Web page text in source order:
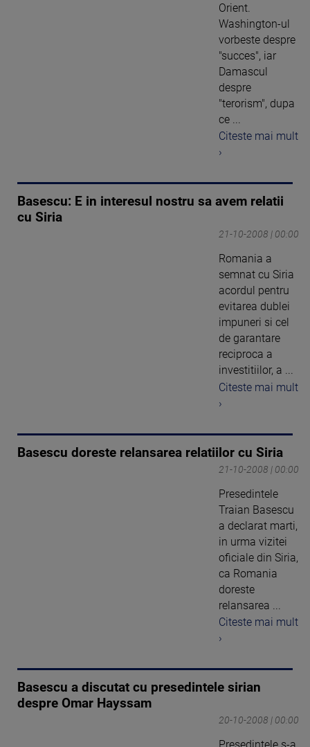
Orient.
Washington-ul
vorbeste despre
"succes", iar
Damascul
despre
"terorism", dupa
ce ...
Citeste mai mult
›
Basescu: E in interesul nostru sa avem relatii
cu Siria
21-10-2008 | 00:00
Romania a
semnat cu Siria
acordul pentru
evitarea dublei
impuneri si cel
de garantare
reciproca a
investitiilor, a ...
Citeste mai mult
›
Basescu doreste relansarea relatiilor cu Siria
21-10-2008 | 00:00
Presedintele
Traian Basescu
a declarat marti,
in urma vizitei
oficiale din Siria,
ca Romania
doreste
relansarea ...
Citeste mai mult
›
Basescu a discutat cu presedintele sirian
despre Omar Hayssam
20-10-2008 | 00:00